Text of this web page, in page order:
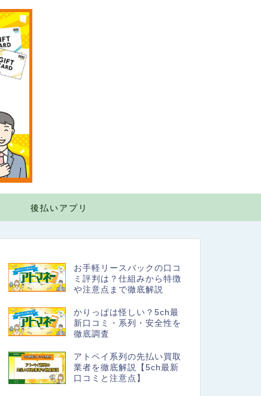
後払いアプリ
お手軽リースバックの口コ
ミ評判は？仕組みから特徴
や注意点まで徹底解説
かりっぱは怪しい？5ch最
新口コミ・系列・安全性を
徹底調査
アトペイ系列の先払い買取
業者を徹底解説【5ch最新
口コミと注意点】